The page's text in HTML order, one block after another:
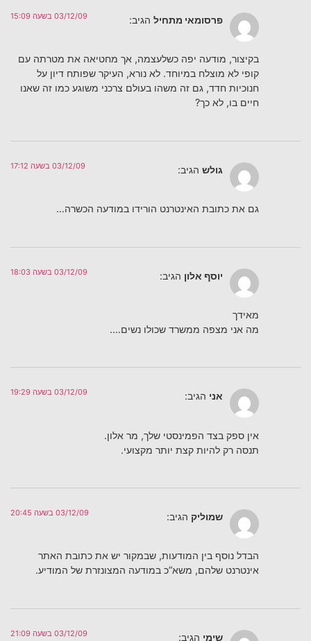
פרסומאי מתחיל הגיב: 03/12/09 בשעה 15:09
בקיצור, מודעה יפה כשלעצמה, אך מחטיאה את מטרתה עם
קופי לא מוצלח במיוחד. לא נורא, העיקר שפותח דיון על
חנוכיות חדד, גם זה משהו בעולם צרכני משוגע כמו זה שאנו
חיים בו, לא כך?
גולש הגיב: 03/12/09 בשעה 17:12
גם את כתובת האינטרנט הורידו במודעה הכשרה…
יוסף אלון הגיב: 03/12/09 בשעה 18:03
מאידך
מה אני מצפה ממשרד שכולו נשים….
אני הגיב: 03/12/09 בשעה 19:29
אין ספק בצד הפמינסטי שלך, מר אלון.
תנסה רק להיות קצת יותר מקצועי.
שמוליק הגיב: 03/12/09 בשעה 20:45
הבדל נוסף בין המודעות, שבמקור יש את כתובת האתר
אינטרנט שלהם, משא”כ במודעה המצונזרת של המודיע.
שימי הגיב: 03/12/09 בשעה 21:09